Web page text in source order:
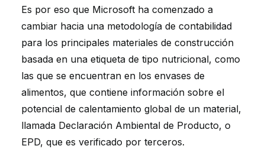
Es por eso que Microsoft ha comenzado a
cambiar hacia una metodología de contabilidad
para los principales materiales de construcción
basada en una etiqueta de tipo nutricional, como
las que se encuentran en los envases de
alimentos, que contiene información sobre el
potencial de calentamiento global de un material,
llamada Declaración Ambiental de Producto, o
EPD, que es verificado por terceros.